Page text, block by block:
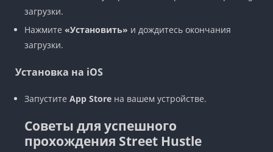
загрузки.
Нажмите «Установить» и дождитесь окончания
загрузки.
Установка на iOS
Запустите App Store на вашем устройстве.
Советы для успешного
прохождения Street Hustle